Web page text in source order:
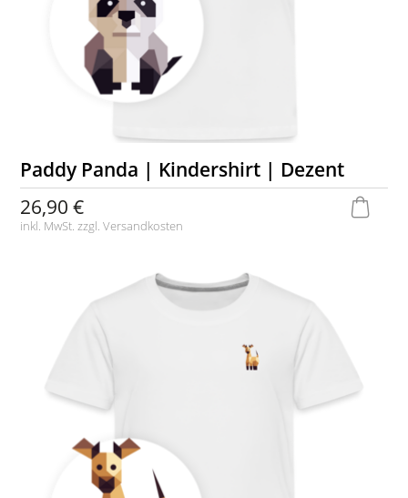
Paddy Panda | Kindershirt | Dezent
26,90 €
inkl. MwSt. zzgl.Versandkosten